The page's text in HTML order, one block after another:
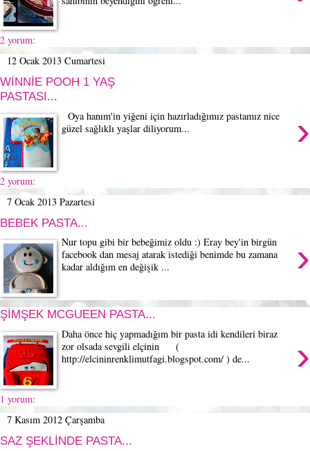
2 yorum:
12 Ocak 2013 Cumartesi
WİNNİE POOH 1 YAŞ
PASTASI...
›
Oya hanım'in yiğeni için hazırladığımız pastamız nice
güzel sağlıklı yaşlar diliyorum...
2 yorum:
7 Ocak 2013 Pazartesi
BEBEK PASTA...
›
Nur topu gibi bir bebeğimiz oldu :) Eray bey'in birgün
facebook dan mesaj atarak istediği benimde bu zamana
kadar aldığım en değişik ...
ŞİMŞEK MCGUEEN PASTA...
›
Daha önce hiç yapmadığım bir pasta idi kendileri biraz
zor olsada sevgili elçinin (
http://elcininrenklimutfagi.blogspot.com/ ) de...
1 yorum:
7 Kasım 2012 Çarşamba
SAZ ŞEKLİNDE PASTA...